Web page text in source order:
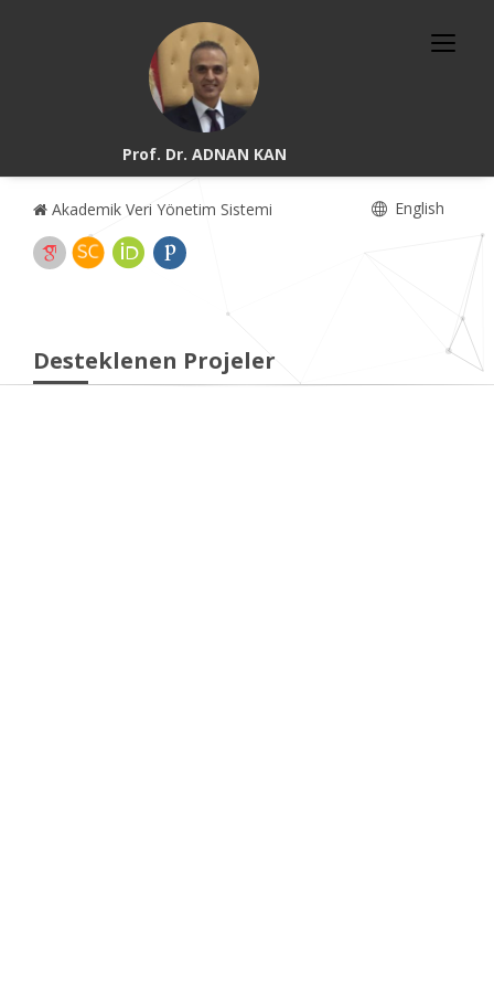
Prof. Dr. ADNAN KAN
Akademik Veri Yönetim Sistemi English
Desteklenen Projeler